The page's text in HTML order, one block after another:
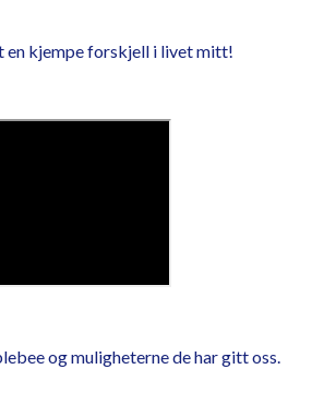
en kjempe forskjell i livet mitt!​
og muligheterne de har gitt oss.